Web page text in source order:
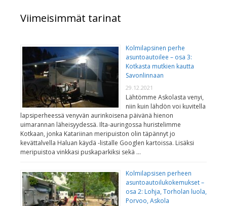
Viimeisimmät tarinat
Kolmilapsinen perhe
asuntoautoilee – osa 3:
Kotkasta mutkien kautta
Savonlinnaan
29.12.2021
Lähtömme Askolasta venyi,
niin kuin lähdön voi kuvitella
lapsiperheessä venyvän aurinkoisena päivänä hienon
uimarannan läheisyydessä. Ilta-auringossa huristelimme
Kotkaan, jonka Katariinan meripuiston olin täpännyt jo
kevättalvella Haluan käydä -listalle Googlen kartoissa. Lisäksi
meripuistoa vinkkasi puskaparkiksi sekä …
Kolmilapsisen perheen
asuntoautoilukokemukset –
osa 2: Lohja, Torholan luola,
Porvoo, Askola